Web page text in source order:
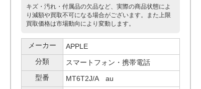
キズ・汚れ・付属品の欠品など、実際の商品状態によ
り減額や買取不可になる場合がございます。また上限
買取価格は市場動向により変動します。
メーカー
APPLE
分類
スマートフォン・携帯電話
型番
MT6T2J/A au